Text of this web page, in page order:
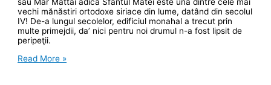
sau Mar Mattai adică Sfântul Matei este una dintre cele mai
vechi mănăstiri ortodoxe siriace din lume, datând din secolul
IV! De-a lungul secolelor, edificiul monahal a trecut prin
multe primejdii, da’ nici pentru noi drumul n-a fost lipsit de
peripeţii.
Despre
Read More »